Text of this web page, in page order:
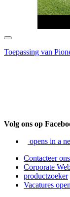
Toepassing van
Volg ons op
opens in a
Contacteer ons
Corporate
productzoeker
Vacatures